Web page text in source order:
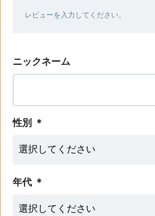
レビューを入力してください。
ニックネーム
性別 ＊
年代 ＊